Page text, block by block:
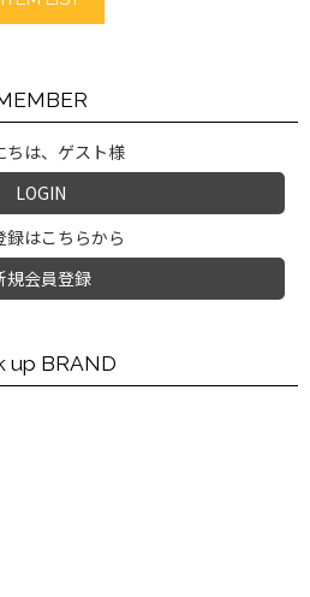
ちは、ゲスト様
LOGIN
録はこちらから
規会員登録
up BRAND